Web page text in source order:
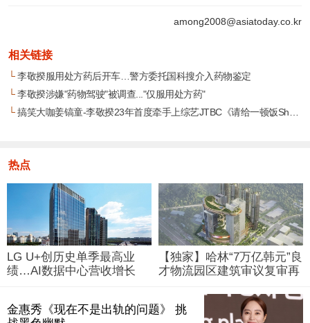
among2008@asiatoday.co.kr
相关链接
└李敬揆服用处方药后开车…警方委托国科搜介入药物鉴定
└李敬揆涉嫌"药物驾驶"被调查..."仅服用处方药"
└搞笑大咖姜镐童-李敬揆23年首度牵手上综艺JTBC《请给一顿饭Show》今晚首播
热点
LG U+创历史单季最高业
绩…AI数据中心营收增长
【独家】哈林“7万亿韩元”良
才物流园区建筑审议复审再
金惠秀《现在不是出轨的问题》 挑